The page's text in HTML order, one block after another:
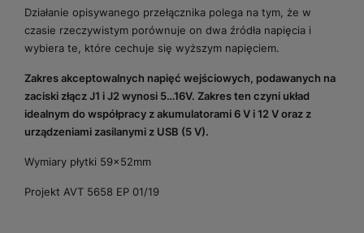
Działanie opisywanego przełącznika polega na tym, że w
czasie rzeczywistym porównuje on dwa źródła napięcia i
wybiera te, które cechuje się wyższym napięciem.
Zakres akceptowalnych napięć wejściowych, podawanych na
zaciski złącz J1 i J2 wynosi 5…16V. Zakres ten czyni układ
idealnym do współpracy z akumulatorami 6 V i 12 V oraz z
urządzeniami zasilanymi z USB (5 V).
Wymiary płytki 59x52mm
Projekt AVT 5658 EP 01/19